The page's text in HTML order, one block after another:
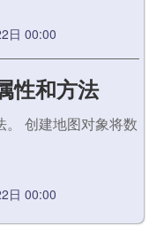
日 00:00
性和方法
创建地图对象将数
日 00:00